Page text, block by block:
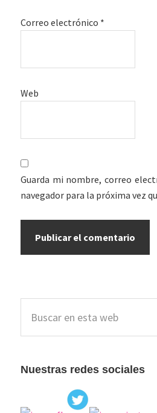
Correo electrónico *
Web
Guarda mi nombre, correo
navegador para la próxima vez
Barra
lateral
esta
Nuestras redes sociales